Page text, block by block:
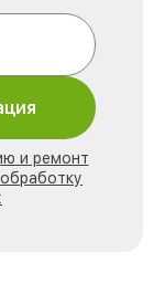
и ремонт